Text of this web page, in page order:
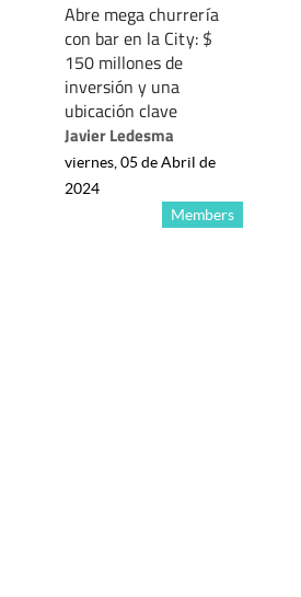
Abre mega churrería
con bar en la City: $
150 millones de
inversión y una
ubicación clave
Javier Ledesma
Members
viernes, 05 de Abril de
2024